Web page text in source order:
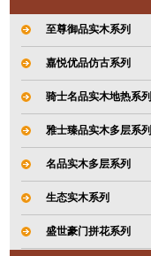
至尊御品实木系列
嘉悦优品仿古系列
骑士名品实木地热系列
雅士臻品实木多层系列
名品实木多层系列
生态实木系列
盛世豪门拼花系列